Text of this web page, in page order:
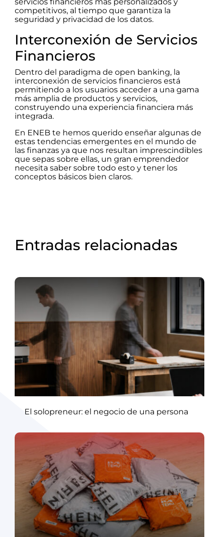
competitivos, al tiempo que garantiza la
seguridad y privacidad de los datos.
Interconexión de Servicios
Financieros
Dentro del paradigma de open banking, la
interconexión de servicios financieros está
permitiendo a los usuarios acceder a una gama
más amplia de productos y servicios,
construyendo una experiencia financiera más
integrada.
En ENEB te hemos querido enseñar algunas de
estas tendencias emergentes en el mundo de
las finanzas ya que nos resultan imprescindibles
que sepas sobre ellas, un gran emprendedor
necesita saber sobre todo esto y tener los
conceptos básicos bien claros.
Entradas relacionadas
El solopreneur: el negocio de una persona